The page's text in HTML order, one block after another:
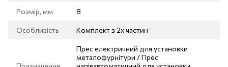
Розмір, мм 8
Особливість Комплект з 2х частин
Прес електричний для установки
металофурнітури / Прес